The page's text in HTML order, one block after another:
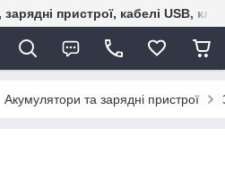
пристрої, кабелі USB,
Акумулятори та зарядні пристрої